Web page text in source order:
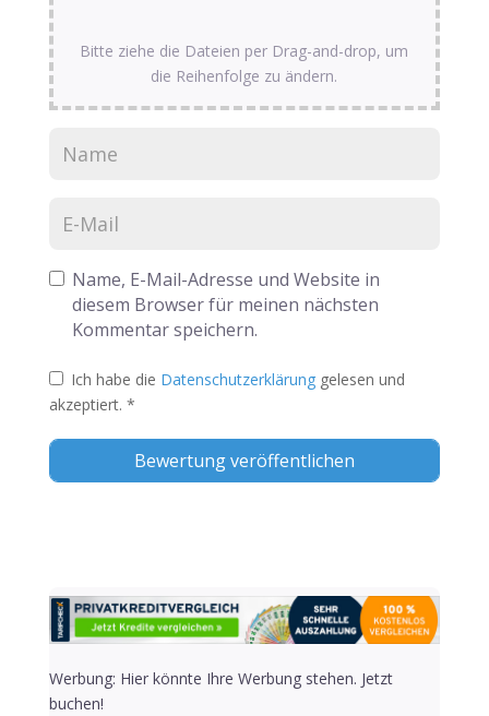
Bitte ziehe die Dateien per Drag-and-drop, um
die Reihenfolge zu ändern.
Name, E-Mail-Adresse und Website in
diesem Browser für meinen nächsten
Kommentar speichern.
Ich habe die Datenschutzerklärung gelesen und
akzeptiert. *
Werbung: Hier könnte Ihre Werbung stehen. Jetzt
buchen!